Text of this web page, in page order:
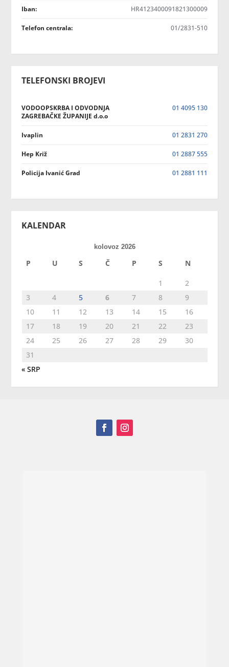
Iban: HR4123400091821300009
Telefon centrala: 01/2831-510
TELEFONSKI BROJEVI
VODOOPSKRBA I ODVODNJA
ZAGREBAČKE ŽUPANIJE d.o.o
01 4095 130
Ivaplin 01 2831 270
Hep Križ 01 2887 555
Policija Ivanić Grad 01 2881 111
KALENDAR
kolovoz 2026
P U S Č P S N
1
2
3
4 5 6 7 8
9
10
11 12 13 14 15
16
17
18 19 20 21 22
23
24
25 26 27 28 29
30
31
« SRP